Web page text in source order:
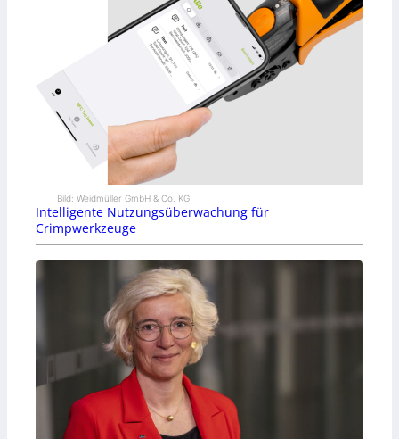
Bild: Weidmüller GmbH & Co. KG
Intelligente Nutzungsüberwachung für
Crimpwerkzeuge